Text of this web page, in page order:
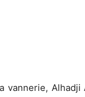
vannerie, Alhadji